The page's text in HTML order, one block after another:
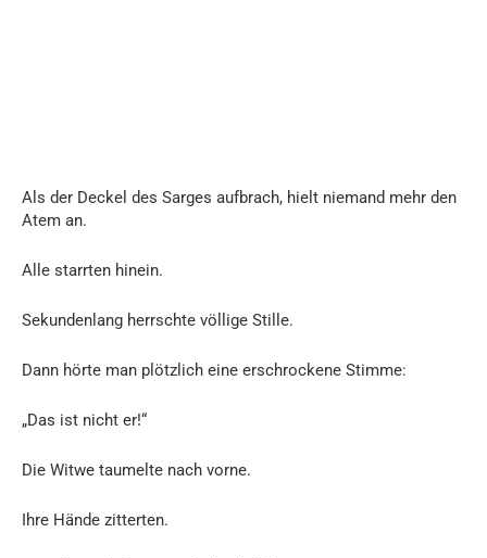
Als der Deckel des Sarges aufbrach, hielt niemand mehr den
Atem an.
Alle starrten hinein.
Sekundenlang herrschte völlige Stille.
Dann hörte man plötzlich eine erschrockene Stimme:
„Das ist nicht er!“
Die Witwe taumelte nach vorne.
Ihre Hände zitterten.